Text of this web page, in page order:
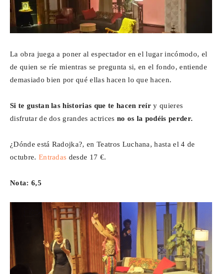
La obra juega a poner al espectador en el lugar incómodo, el
de quien se ríe mientras se pregunta si, en el fondo, entiende
demasiado bien por qué ellas hacen lo que hacen.
Si te gustan las historias que te hacen reíry quieres
disfrutar de dos grandes actrices no os la podéis perder.
¿Dónde está Radojka?, en Teatros Luchana, hasta el 4 de
octubre. Entradas desde 17 €.
Nota: 6,5